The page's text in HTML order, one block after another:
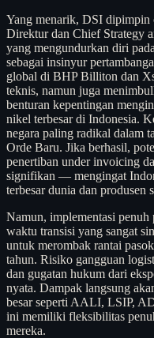
Yang menarik, DSI
Direktur dan Chief Strategy
yang mengundurkan diri
sebagai insinyur
global di BHP Billiton dan
teknis, namun juga
benturan kepentingan
nikel terbesar di Indonesia.
negara paling radikal dalam
Orde Baru. Jika berhasil,
penertiban under invoicing
signifikan — mengingat
terbesar dunia dan produsen
Namun, implementasi penuh
waktu transisi yang sangat
untuk merombak rantai
tahun. Risiko gangguan
dan gugatan hukum dari
nyata. Dampak langsung
besar seperti AALI, LSIP,
ini memiliki fleksibilitas
mereka.